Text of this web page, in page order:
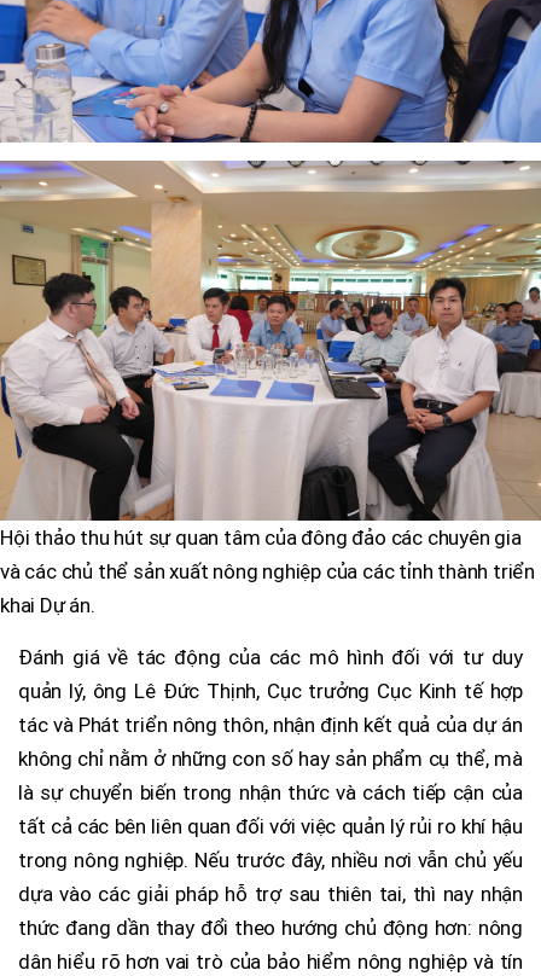
Hội thảo thu hút sự quan tâm của đông đảo các chuyên gia
và các chủ thể sản xuất nông nghiệp của các tỉnh thành triển
khai Dự án.
Đánh giá về tác động của các mô hình đối với tư duy
quản lý, ông Lê Đức Thịnh, Cục trưởng Cục Kinh tế hợp
tác và Phát triển nông thôn, nhận định kết quả của dự án
không chỉ nằm ở những con số hay sản phẩm cụ thể, mà
là sự chuyển biến trong nhận thức và cách tiếp cận của
tất cả các bên liên quan đối với việc quản lý rủi ro khí hậu
trong nông nghiệp. Nếu trước đây, nhiều nơi vẫn chủ yếu
dựa vào các giải pháp hỗ trợ sau thiên tai, thì nay nhận
thức đang dần thay đổi theo hướng chủ động hơn: nông
dân hiểu rõ hơn vai trò của bảo hiểm nông nghiệp và tín